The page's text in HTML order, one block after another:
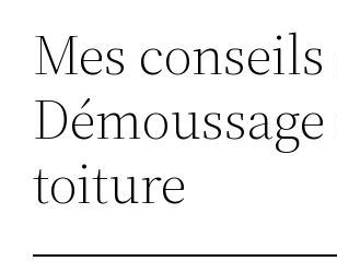
Mes
toiture